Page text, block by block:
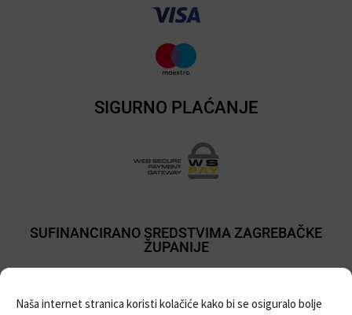
Naša internet stranica koristi kolačiće kako bi se osiguralo bolje
SIGURNO PLAĆANJE
SUFINANCIRANO SREDSTVIMA ZAGREBAČKE
ŽUPANIJE